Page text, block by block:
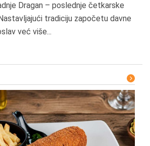
Dragan – poslednje četkarske
tradiciju započetu davne
već više...